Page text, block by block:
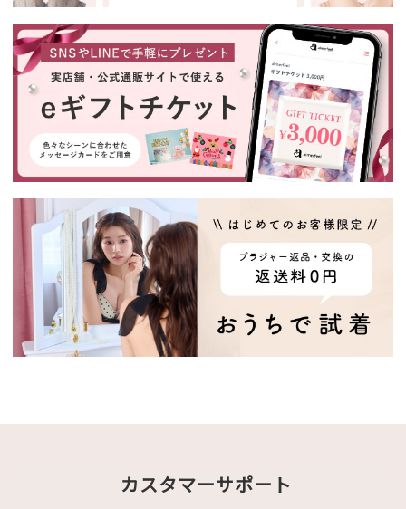
カスタマーサポート